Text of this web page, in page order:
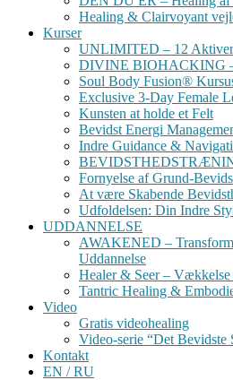
Healing & Clairvoyant
Kurser
UNLIMITED – 12
DIVINE BIOHACKING –
Soul Body Fusion®
Exclusive 3-Day Female
Kunsten at holde et Felt
Bevidst Energi
Indre Guidance &
Fornyelse af Grund-
At være Skabende
Udfoldelsen: Din Indre
UDDANNELSE
AWAKENED –
Uddannelse
Healer & Seer –
Tantric Healing &
Video
Gratis videohealing
Video-serie “Det Bevidste
Kontakt
EN / RU